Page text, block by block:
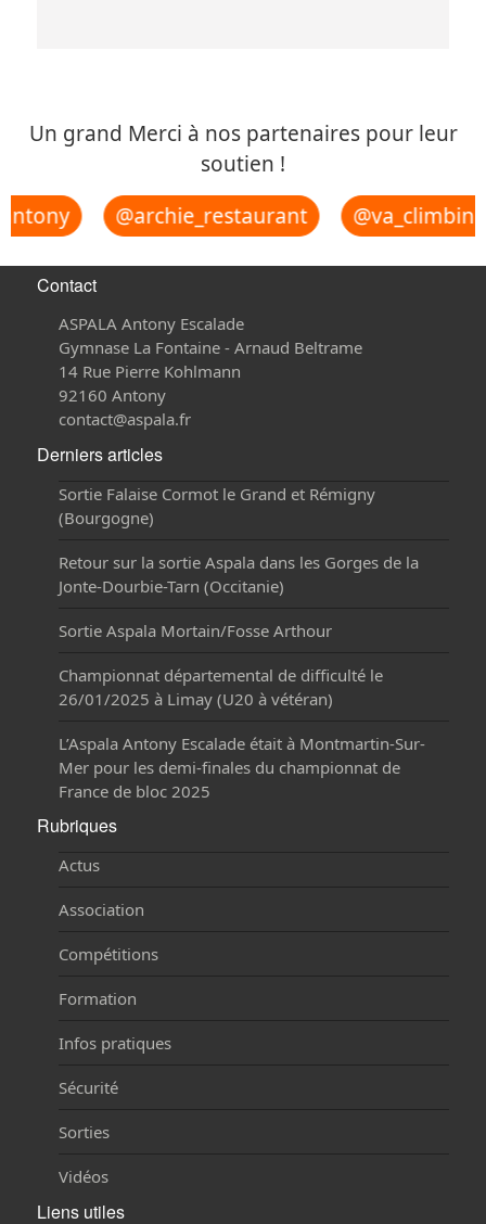
Un grand Merci à nos partenaires pour leur
soutien !
@archie_restaurant
Contact
ASPALA Antony Escalade
Gymnase La Fontaine - Arnaud Beltrame
14 Rue Pierre Kohlmann
92160 Antony
contact@aspala.fr
Derniers articles
Sortie Falaise Cormot le Grand et Rémigny
(Bourgogne)
Retour sur la sortie Aspala dans les Gorges de la
Jonte-Dourbie-Tarn (Occitanie)
Sortie Aspala Mortain/Fosse Arthour
Championnat départemental de difficulté le
26/01/2025 à Limay (U20 à vétéran)
L’Aspala Antony Escalade était à Montmartin-Sur-
Mer pour les demi-finales du championnat de
France de bloc 2025
Rubriques
Actus
Association
Compétitions
Formation
Infos pratiques
Sécurité
Sorties
Vidéos
Liens utiles